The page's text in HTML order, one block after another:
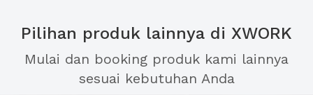
Pilihan produk lainnya di XWORK
Mulai dan booking produk kami lainnya
sesuai kebutuhan Anda